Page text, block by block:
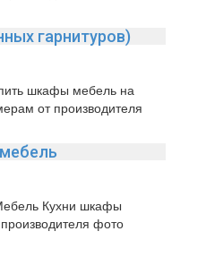
гарнитуров)